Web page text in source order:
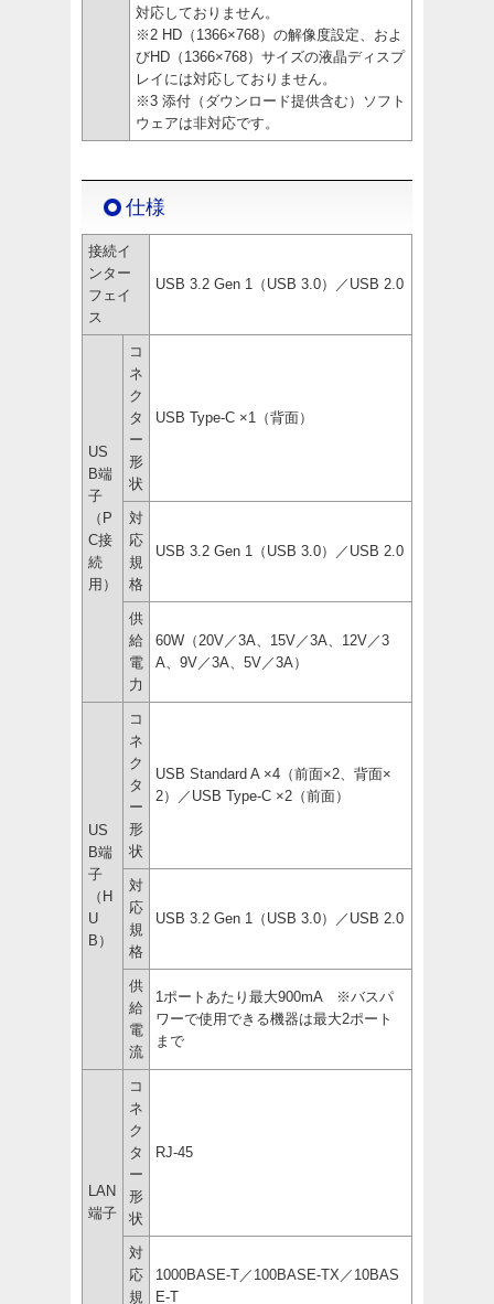
対応しておりません。
※2 HD（1366×768）の解像度設定、およ
びHD（1366×768）サイズの液晶ディスプ
レイには対応しておりません。
※3 添付（ダウンロード提供含む）ソフト
ウェアは非対応です。
仕様
接続イ
ンター
フェイ
ス
USB 3.2 Gen 1（USB 3.0）／USB 2.0
US
B端
子
（P
C接
続
用）
コ
ネ
ク
タ
ー
形
状
USB Type-C ×1（背面）
対
応
規
格
USB 3.2 Gen 1（USB 3.0）／USB 2.0
供
給
電
力
60W（20V／3A、15V／3A、12V／3
A、9V／3A、5V／3A）
US
B端
子
（H
U
B）
コ
ネ
ク
タ
ー
形
状
USB Standard A ×4（前面×2、背面×
2）／USB Type-C ×2（前面）
対
応
規
格
USB 3.2 Gen 1（USB 3.0）／USB 2.0
供
給
電
流
1ポートあたり最大900mA ※バスパ
ワーで使用できる機器は最大2ポート
まで
LAN
端子
コ
ネ
ク
タ
ー
形
状
RJ-45
対
応
規
1000BASE-T／100BASE-TX／10BAS
E-T